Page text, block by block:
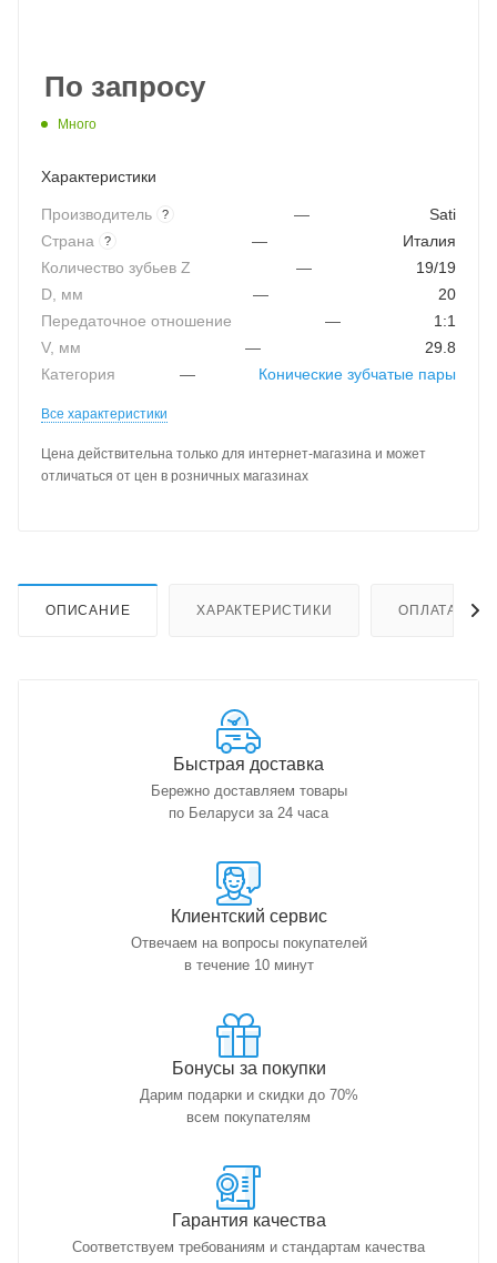
По запросу
Много
Характеристики
Производитель ? —
Sati
Страна
? —
Италия
Количество зубьев Z
—
19/19
D, мм
—
20
Передаточное отношение
—
1:1
V, мм
—
29.8
Категория
— Конические зубчатые пары
Все характеристики
Цена действительна только для интернет-магазина и может
отличаться от цен в розничных магазинах
ОПИСАНИЕ ХАРАКТЕРИСТИКИ ОПЛАТА
Быстрая доставка
Бережно доставляем товары
по Беларуси за 24 часа
Клиентский сервис
Отвечаем на вопросы покупателей
в течение 10 минут
Бонусы за покупки
Дарим подарки и скидки до 70%
всем покупателям
Гарантия качества
Соответствуем требованиям и стандартам качества